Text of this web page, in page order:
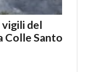
vigili del
Colle Santo